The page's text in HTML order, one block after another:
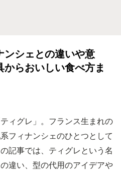
ンシェとの違いや意
らおいしい食べ方ま
ィグレ」。フランス生まれの
フィナンシェのひとつとして
記事では、ティグレという名
違い、型の代用のアイデアや